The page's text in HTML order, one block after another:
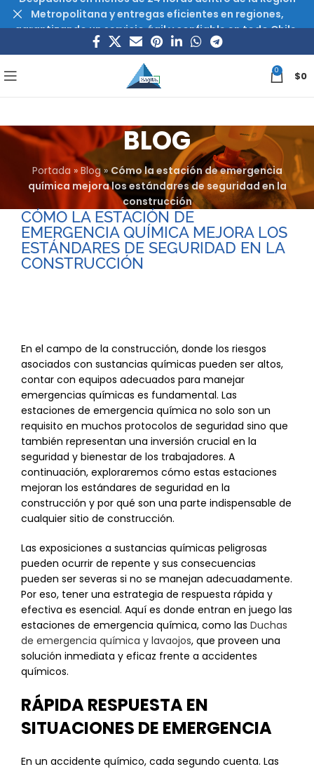
0 $0
BLOG
Portada» Blog»Cómo la estación de emergencia
química mejora los estándares de seguridad en la
construcción
CÓMO LA ESTACIÓN DE
EMERGENCIA QUÍMICA MEJORA LOS
ESTÁNDARES DE SEGURIDAD EN LA
CONSTRUCCIÓN
En el campo de la construcción, donde los riesgos
asociados con sustancias químicas pueden ser altos,
contar con equipos adecuados para manejar
emergencias químicas es fundamental. Las
estaciones de emergencia química no solo son un
requisito en muchos protocolos de seguridad sino que
también representan una inversión crucial en la
seguridad y bienestar de los trabajadores. A
continuación, exploraremos cómo estas estaciones
mejoran los estándares de seguridad en la
construcción y por qué son una parte indispensable de
cualquier sitio de construcción.
Las exposiciones a sustancias químicas peligrosas
pueden ocurrir de repente y sus consecuencias
pueden ser severas si no se manejan adecuadamente.
Por eso, tener una estrategia de respuesta rápida y
efectiva es esencial. Aquí es donde entran en juego las
estaciones de emergencia química, como las Duchas
de emergencia química y lavaojos, que proveen una
solución inmediata y eficaz frente a accidentes
químicos.
RÁPIDA RESPUESTA EN
SITUACIONES DE EMERGENCIA
En un accidente químico, cada segundo cuenta. Las
Metropolitana y entregas eficientes en regiones,
garantizando un servicio ágil y confiable en todo Chile.